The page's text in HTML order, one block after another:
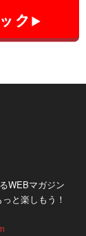
WEBマガジン
と楽しもう！